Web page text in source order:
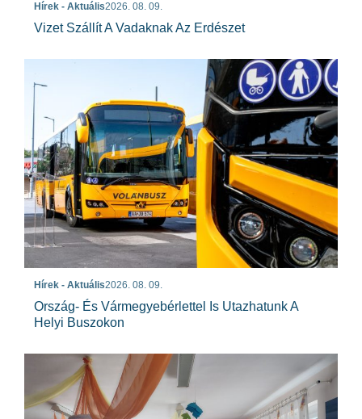
Hírek - Aktuális2026. 08. 09.
Vizet Szállít A Vadaknak Az Erdészet
Hírek - Aktuális2026. 08. 09.
Ország- És Vármegyebérlettel Is Utazhatunk A
Helyi Buszokon